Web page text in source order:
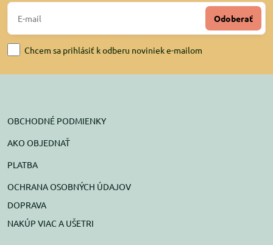
Odoberať
Chcem sa prihlásiť k odberu noviniek e-mailom
OBCHODNÉ PODMIENKY
AKO OBJEDNAŤ
PLATBA
OCHRANA OSOBNÝCH ÚDAJOV
DOPRAVA
NAKÚP VIAC A UŠETRI